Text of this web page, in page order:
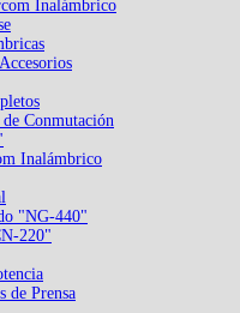
Inalámbrico
Conmutación
Inalámbrico
"NG-440"
220"
de Prensa